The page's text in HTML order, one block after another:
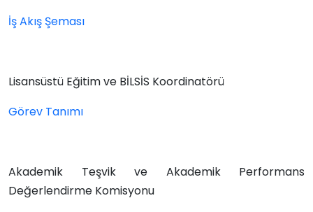
İş Akış Şeması
Lisansüstü Eğitim ve BİLSİS Koordinatörü
Görev Tanımı
Akademik Teşvik ve Akademik Performans
Değerlendirme Komisyonu